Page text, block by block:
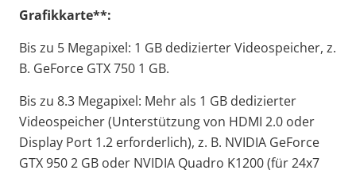
Grafikkarte**:
Bis zu 5 Megapixel: 1 GB dedizierter Videospeicher, z.
B. GeForce GTX 750 1 GB.
Bis zu 8.3 Megapixel: Mehr als 1 GB dedizierter
Videospeicher (Unterstützung von HDMI 2.0 oder
Display Port 1.2 erforderlich), z. B. NVIDIA GeForce
GTX 950 2 GB oder NVIDIA Quadro K1200 (für 24x7